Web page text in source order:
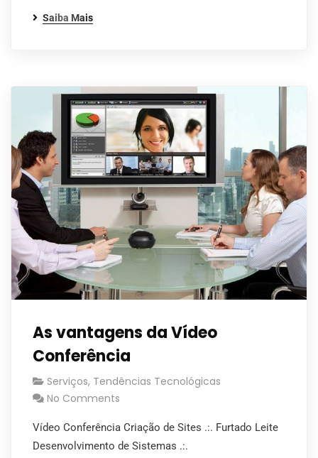
Saiba Mais
As vantagens da Vídeo
Conferência
Serviços, Tendências Tecnológicas
No Comments
Vídeo Conferência Criação de Sites .:. Furtado Leite
Desenvolvimento de Sistemas .:.